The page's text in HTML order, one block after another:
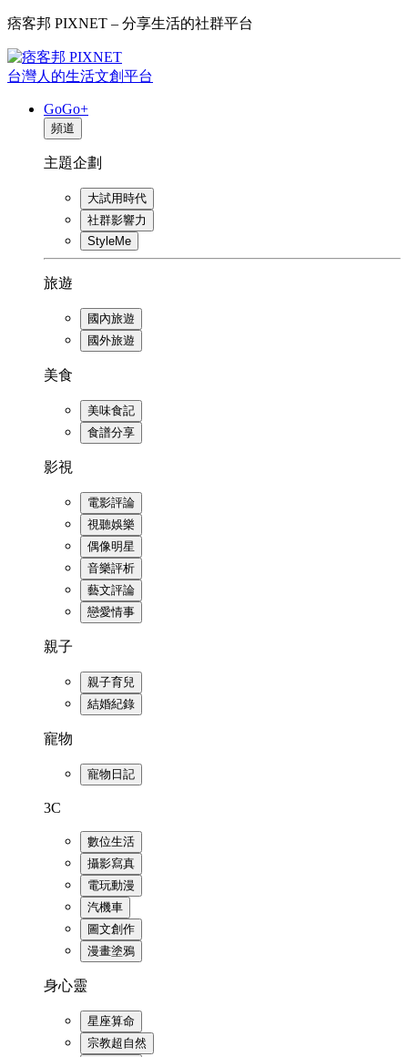
痞客邦 PIXNET – 分享生活的社群平台
台灣人的生活文創平台
GoGo+
頻道
主題企劃
大試用時代
社群影響力
StyleMe
旅遊
國內旅遊
國外旅遊
美食
美味食記
食譜分享
影視
電影評論
視聽娛樂
偶像明星
音樂評析
藝文評論
戀愛情事
親子
親子育兒
結婚紀錄
寵物
寵物日記
3C
數位生活
攝影寫真
電玩動漫
汽機車
圖文創作
漫畫塗鴉
身心靈
星座算命
宗教超自然